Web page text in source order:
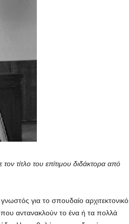
τίτλο του επίτιμου διδάκτορα από
για το σπουδαίο αρχιτεκτονικό
που αντανακλούν το ένα ή τα πολλά